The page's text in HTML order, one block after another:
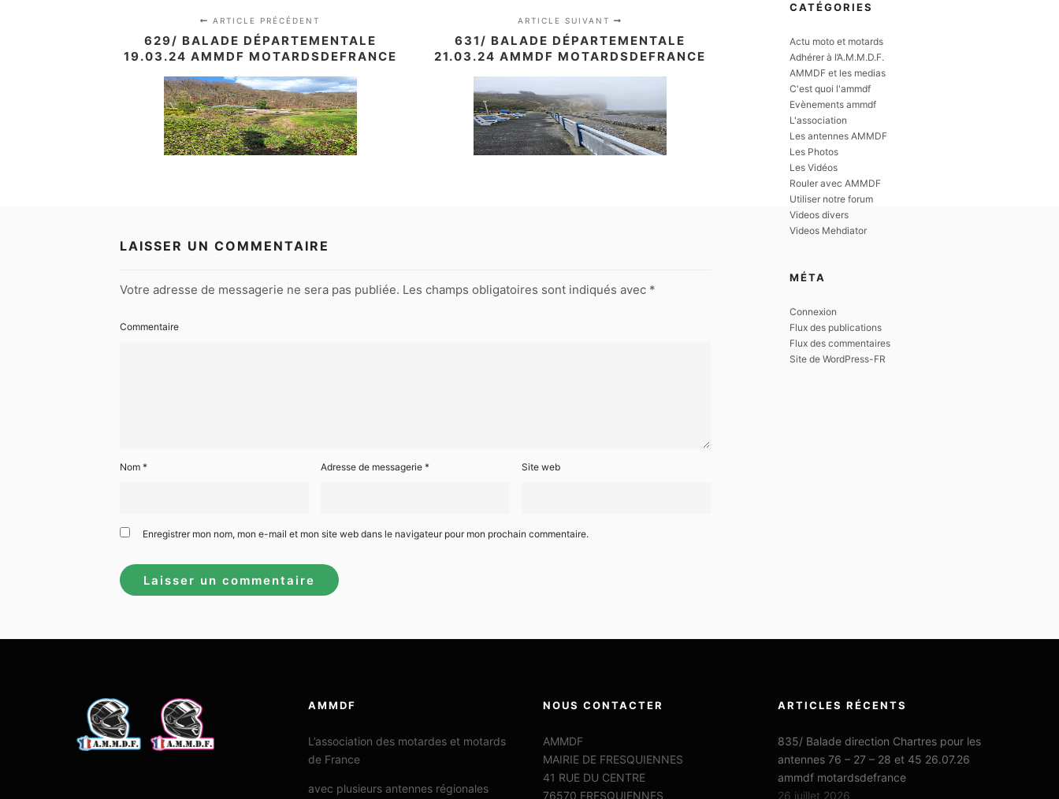
ARTICLE PRÉCÉDENT
629/ BALADE DÉPARTEMENTALE
19.03.24 AMMDF MOTARDSDEFRANCE
ARTICLE SUIVANT
631/ BALADE DÉPARTEMENTALE
21.03.24 AMMDF MOTARDSDEFRANCE
LAISSER UN COMMENTAIRE
Votre adresse de messagerie ne sera pas publiée. Les champs obligatoires sont indiqués avec *
Commentaire
Nom * Adresse de messagerie * Site web
Enregistrer mon nom, mon e-mail et mon site web dans le navigateur pour mon prochain commentaire.
CATÉGORIES
Actu moto et motards
Adhérer à l’A.M.M.D.F.
AMMDF et les medias
C'est quoi l'ammdf
Evènements ammdf
L'association
Les antennes AMMDF
Les Photos
Les Vidéos
Rouler avec AMMDF
Utiliser notre forum
Videos divers
Videos Mehdiator
MÉTA
Connexion
Flux des publications
Flux des commentaires
Site de WordPress-FR
AMMDF
L’association des motardes et motards
de France
avec plusieurs antennes régionales
NOUS CONTACTER
AMMDF
MAIRIE DE FRESQUIENNES
41 RUE DU CENTRE
76570 FRESQUIENNES
ARTICLES RÉCENTS
835/ Balade direction Chartres pour les
antennes 76 – 27 – 28 et 45 26.07.26
ammdf motardsdefrance
26 juillet 2026